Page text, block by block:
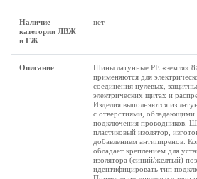
Наличие
категории ЛВЖ
и ГЖ
нет
Описание
Шины латунные PE «земля»
применяются для
соединения нулевых,
электрических щитах и
Изделия выполняются из
с отверстиями,
подключения проводников.
пластиковый изолятор,
добавлением антипиренов.
обладает креплением для
изолятора (синий/жёлтый)
идентифицировать тип